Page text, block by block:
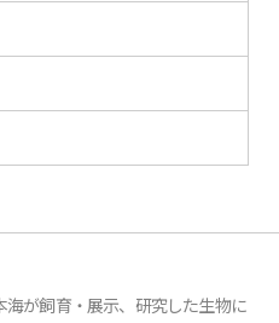
が飼育・展示、研究した生物に